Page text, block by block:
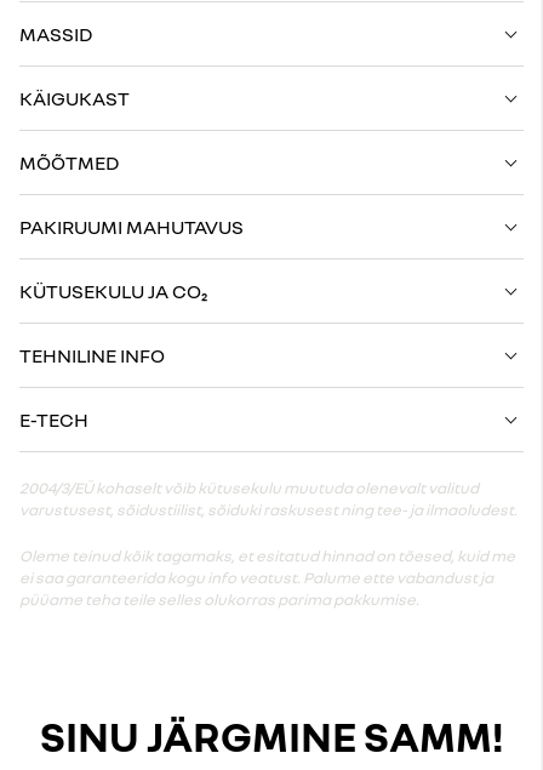
MASSID
KÄIGUKAST
MÕÕTMED
PAKIRUUMI MAHUTAVUS
KÜTUSEKULU JA CO₂
TEHNILINE INFO
E-TECH
2004/3/EÜ kohaselt võib kütusekulu muutuda olenevalt valitud
varustusest, sõidustiilist, sõiduki raskusest ning tee- ja ilmaoludest.
Oleme teinud kõik tagamaks, et esitatud hinnad on tõesed, kuid me
ei saa garanteerida kogu info veatust. Palume ette vabandust ja
püüame teha teile selles olukorras parima pakkumise.
SINU JÄRGMINE SAMM!